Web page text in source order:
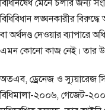
বিধিনিষেধ মেনে চলার জন্য
বিধিবিধান লঙ্ঘনকারীর
বা অর্থদণ্ড দেওয়ার ব্যাপারে
এমন কোনো কাজ নেই। তার
অতএব, ড্রেনেজ ও স্যুয়ারেজ
বিধিমালা-২০০৬, গেজেট-